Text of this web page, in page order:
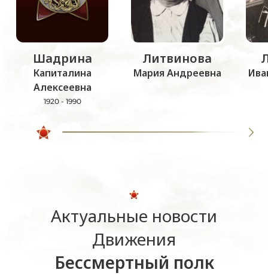
Шадрина
Капиталина
Алексеевна
1920 - 1990
Литвинова
Мария Андреевна
Актуальные новости
Движения
Бессмертный полк